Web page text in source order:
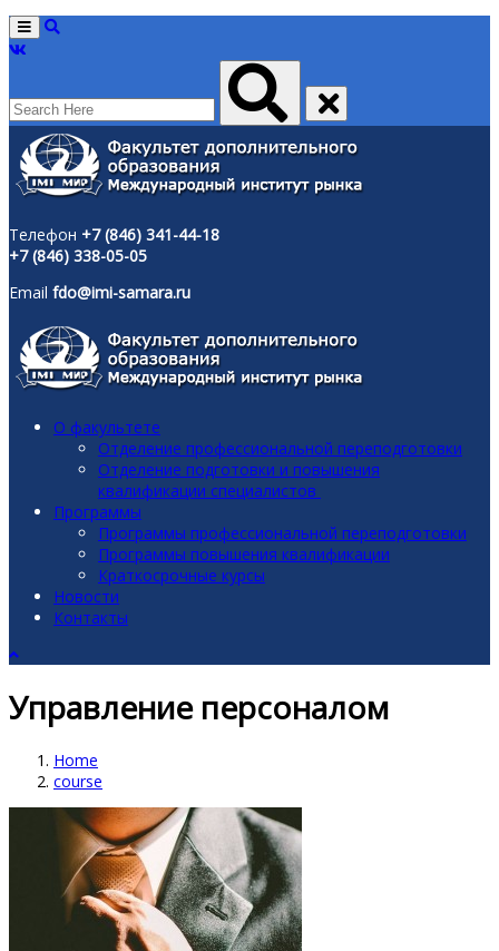
Menu
Телефон +7 (846) 341-44-18
+7 (846) 338-05-05
Email fdo@imi-samara.ru
О факультете
Отделение профессиональной переподготовки
Отделение подготовки и повышения
квалификации специалистов
Программы
Программы профессиональной переподготовки
Программы повышения квалификации
Краткосрочные курсы
Новости
Контакты
Управление персоналом
Home
course